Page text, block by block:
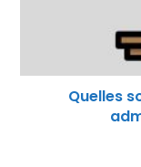
Quelles